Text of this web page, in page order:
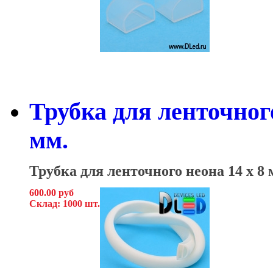
Трубка для
мм.
Трубка для ленточного неона 14 x 8
600.00 руб
Склад: 1000 шт.